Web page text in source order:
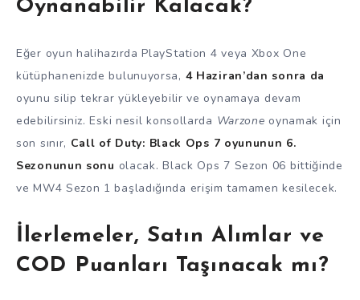
Oynanabilir Kalacak?
Eğer oyun halihazırda PlayStation 4 veya Xbox One
kütüphanenizde bulunuyorsa, 4 Haziran’dan sonra da
oyunu silip tekrar yükleyebilir ve oynamaya devam
edebilirsiniz. Eski nesil konsollarda Warzone oynamak için
son sınır, Call of Duty: Black Ops 7 oyununun 6.
Sezonunun sonu olacak. Black Ops 7 Sezon 06 bittiğinde
ve MW4 Sezon 1 başladığında erişim tamamen kesilecek.
İlerlemeler, Satın Alımlar ve
COD Puanları Taşınacak mı?